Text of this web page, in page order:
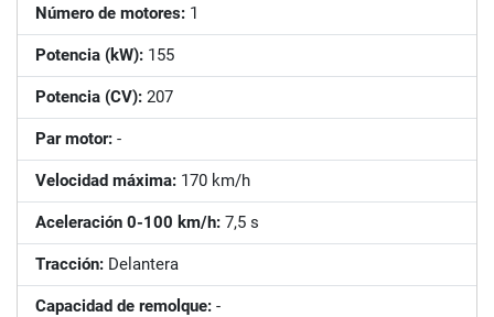
Número de motores: 1
Potencia (kW): 155
Potencia (CV): 207
Par motor: -
Velocidad máxima: 170 km/h
Aceleración 0-100 km/h: 7,5 s
Tracción: Delantera
Capacidad de remolque: -